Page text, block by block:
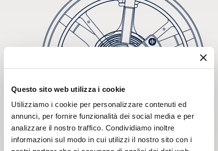
Questo sito web utilizza i cookie
Utilizziamo i cookie per personalizzare contenuti ed
annunci, per fornire funzionalità dei social media e per
analizzare il nostro traffico. Condividiamo inoltre
informazioni sul modo in cui utilizzi il nostro sito con i